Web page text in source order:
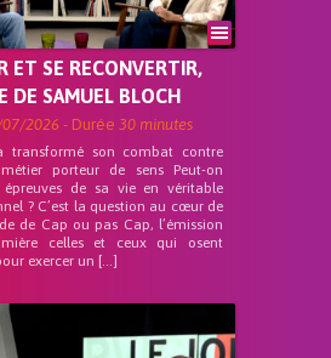
ET SE RECONVERTIR,
DE SAMUEL BLOCH
2026 - Durée 30 minutes
transformé son combat contre
porteur de sens Peut-on
épreuves de sa vie en véritable
? C’est la question au cœur de
de Cap ou pas Cap, l’émission
celles et ceux qui osent
exercer un […]